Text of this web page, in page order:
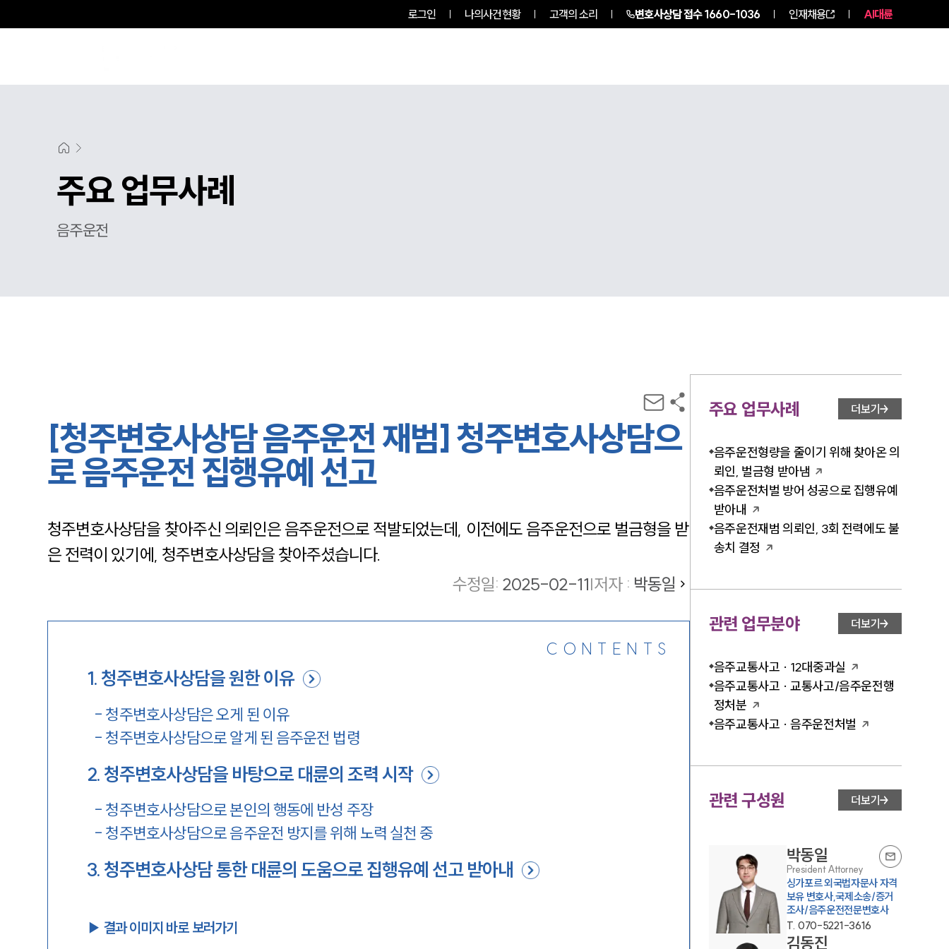
로그인 나의사건현황 고객의 소리 변호사상담 접수1660-1036 인재채용 AI대륜
주요 업무사례
음주운전
[청주변호사상담 음주운전 재범] 청주변호사상담으
로 음주운전 집행유예 선고
청주변호사상담을 찾아주신 의뢰인은 음주운전으로 적발되었는데, 이전에도 음주운전으로 벌금형을 받
은 전력이 있기에, 청주변호사상담을 찾아주셨습니다.
수정일: 2025-02-11|저자 : 박동일
CONTENTS
1. 청주변호사상담을 원한 이유
- 청주변호사상담은 오게 된 이유
- 청주변호사상담으로 알게 된 음주운전 법령
2. 청주변호사상담을 바탕으로 대륜의 조력 시작
- 청주변호사상담으로 본인의 행동에 반성 주장
- 청주변호사상담으로 음주운전 방지를 위해 노력 실천 중
3. 청주변호사상담 통한 대륜의 도움으로 집행유예 선고 받아내
▶︎ 결과 이미지 바로 보러가기
주요 업무사례 더보기
음주운전형량을 줄이기 위해 찾아온 의
뢰인, 벌금형 받아냄
음주운전처벌 방어 성공으로 집행유예
받아내
음주운전재범 의뢰인, 3회 전력에도 불
송치 결정
관련 업무분야 더보기
음주교통사고 · 12대중과실
음주교통사고 · 교통사고/음주운전행
정처분
음주교통사고 · 음주운전처벌
관련 구성원 더보기
박동일
President Attorney
싱가포르 외국법자문사 자격
보유 변호사,국제소송/증거
조사/음주운전전문변호사
T. 070-5221-3616
김동진